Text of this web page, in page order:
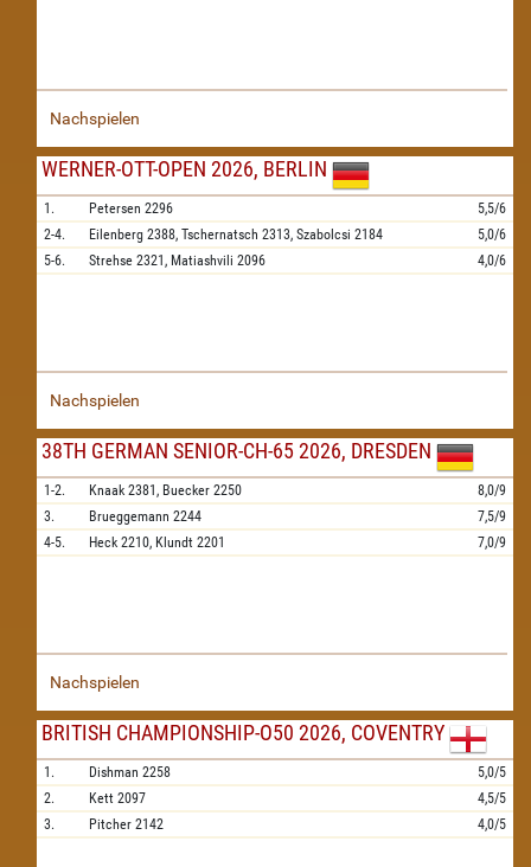
Nachspielen
WERNER-OTT-OPEN 2026, BERLIN
1. Petersen 2296
5,5/6
2-4.
Eilenberg 2388, Tschernatsch 2313, Szabolcsi 2184
5,0/6
5-6.
Strehse 2321, Matiashvili 2096 4,0/6
Nachspielen
38TH GERMAN SENIOR-CH-65 2026, DRESDEN
1-2. Knaak 2381, Buecker 2250
8,0/9
3.
Brueggemann 2244
7,5/9
4-5.
Heck 2210, Klundt 2201 7,0/9
Nachspielen
BRITISH CHAMPIONSHIP-O50 2026, COVENTRY
1. Dishman 2258
5,0/5
2.
Kett 2097
4,5/5
3.
Pitcher 2142 4,0/5